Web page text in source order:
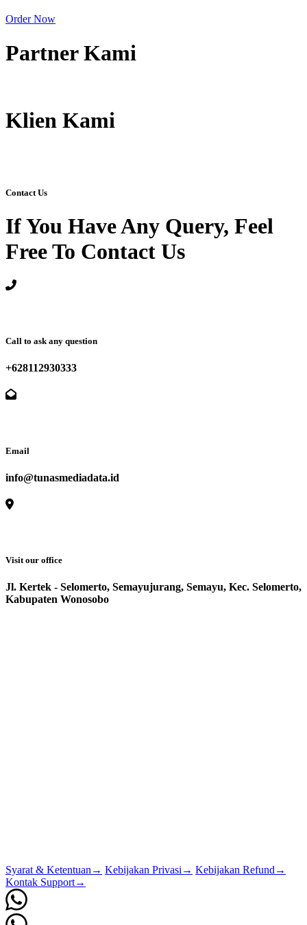
Order Now
Partner Kami
Klien Kami
Contact Us
If You Have Any Query, Feel
Free To Contact Us
Call to ask any question
+628112930333
Email
info@tunasmediadata.id
Visit our office
Jl. Kertek - Selomerto, Semayujurang, Semayu, Kec. Selomerto,
Kabupaten Wonosobo
Syarat & Ketentuan → Kebijakan Privasi → Kebijakan Refund →
Kontak Support→